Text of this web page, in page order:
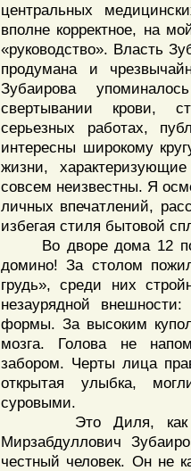
центральных
вполне корректное, на
«руководство». Власть
продумана и
Зубаирова
свертывании крови,
серьезных работах,
интересны широкому
жизни,
совсем неизвестны. Я
личных впечатлений,
избегая стиля бытовой
Во дворе дома 12 по
домино! За столом
грудь», среди них
незаурядной
формы. За высоким
мозга. Голова не
забором. Черты лица
открытая улыбка,
суровыми.
Это Диля, как его
Мирзабдуллович
честный человек. Он не